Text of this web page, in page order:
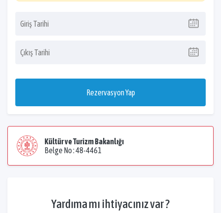
Rezervasyon Yap
Kültür ve Turizm Bakanlığı
Belge No : 48-4461
Yardıma mı ihtiyacınız var ?